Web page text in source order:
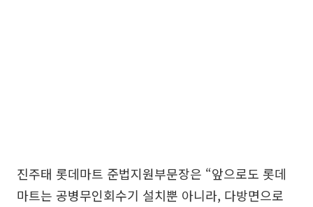
진주태 롯데마트 준법지원부문장은 “앞으로도 롯데
마트는 공병무인회수기 설치뿐 아니라, 다방면으로